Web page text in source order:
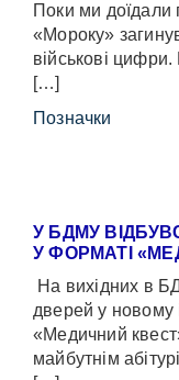
Поки ми
«Мороку»
військові
[…]
Позначки
У БДМУ
У ФОРМАТІ
На вихідних в
дверей у новому
«Медичний
майбутнім